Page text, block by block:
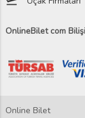
OnlineBilet com
Online Bilet